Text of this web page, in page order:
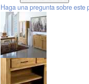
Haga una pregunta sobre este